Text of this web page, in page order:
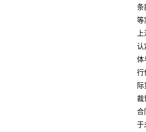
条
等
认
体
行
裁
合
于